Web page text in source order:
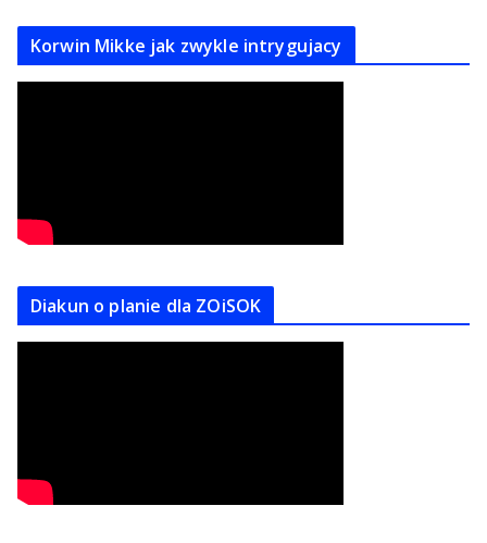
Korwin Mikke jak zwykle intrygujacy
Diakun o planie dla ZOiSOK